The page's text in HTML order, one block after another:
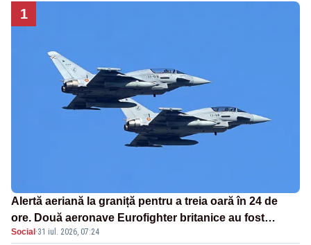
1
Alertă aeriană la graniță pentru a treia oară în 24 de
ore. Două aeronave Eurofighter britanice au fost
ridicate de la sol
Social ·31 iul. 2026, 07:24